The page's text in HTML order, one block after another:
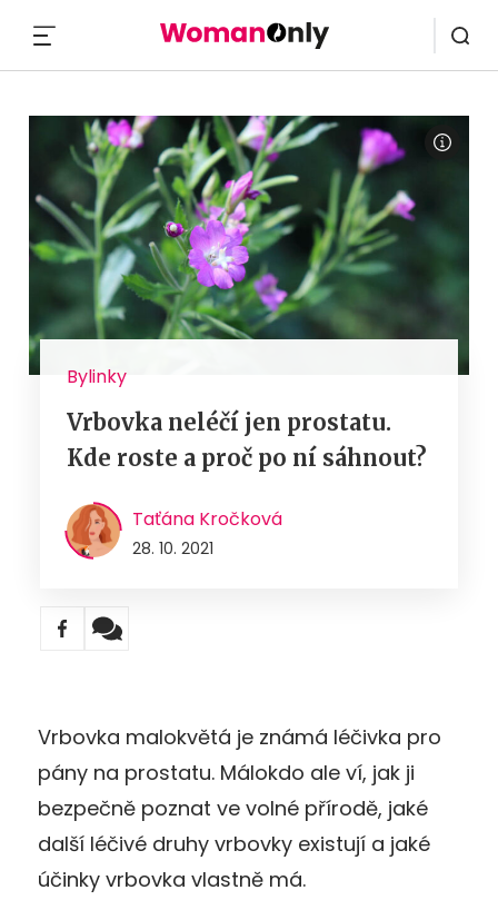
Bylinky
Vrbovka neléčí jen prostatu.
Kde roste a proč po ní sáhnout?
Taťána Kročková
28. 10. 2021
Vrbovka malokvětá je známá léčivka pro
pány na prostatu. Málokdo ale ví, jak ji
bezpečně poznat ve volné přírodě, jaké
další léčivé druhy vrbovky existují a jaké
účinky vrbovka vlastně má.